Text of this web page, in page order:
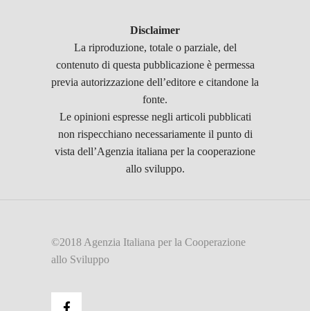
Disclaimer
La riproduzione, totale o parziale, del
contenuto di questa pubblicazione è permessa
previa autorizzazione dell’editore e citandone la
fonte.
Le opinioni espresse negli articoli pubblicati
non rispecchiano necessariamente il punto di
vista dell’Agenzia italiana per la cooperazione
allo sviluppo.
©2018 Agenzia Italiana per la Cooperazione
allo Sviluppo